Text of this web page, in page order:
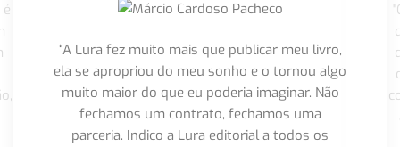
“A Lura fez muito mais que publicar meu livro,
ela se apropriou do meu sonho e o tornou algo
muito maior do que eu poderia imaginar. Não
fechamos um contrato, fechamos uma
parceria. Indico a Lura editorial a todos os